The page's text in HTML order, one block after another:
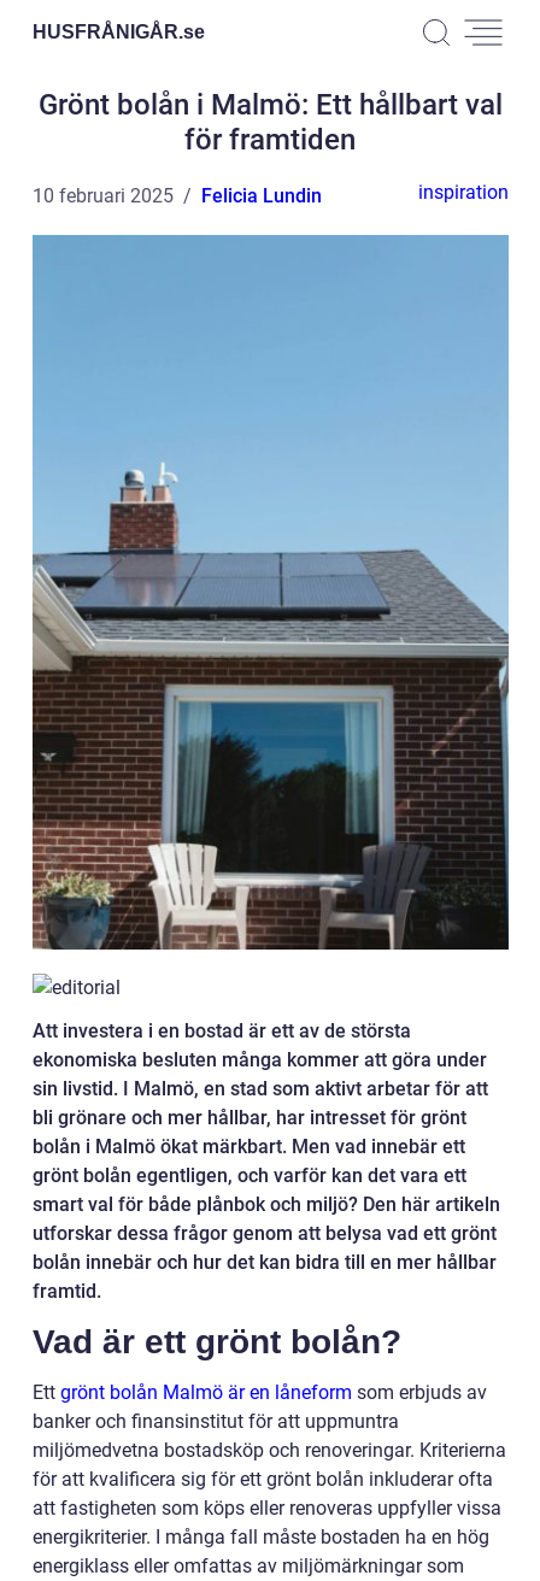
HUSFRÅNIGÅR.se
Grönt bolån i Malmö: Ett hållbart val
för framtiden
10 februari 2025 Felicia Lundin inspiration
Att investera i en bostad är ett av de största
ekonomiska besluten många kommer att göra under
sin livstid. I Malmö, en stad som aktivt arbetar för att
bli grönare och mer hållbar, har intresset för grönt
bolån i Malmö ökat märkbart. Men vad innebär ett
grönt bolån egentligen, och varför kan det vara ett
smart val för både plånbok och miljö? Den här artikeln
utforskar dessa frågor genom att belysa vad ett grönt
bolån innebär och hur det kan bidra till en mer hållbar
framtid.
Vad är ett grönt bolån?
Ett grönt bolån Malmö är en låneform som erbjuds av
banker och finansinstitut för att uppmuntra
miljömedvetna bostadsköp och renoveringar. Kriterierna
för att kvalificera sig för ett grönt bolån inkluderar ofta
att fastigheten som köps eller renoveras uppfyller vissa
energikriterier. I många fall måste bostaden ha en hög
energiklass eller omfattas av miljömärkningar som